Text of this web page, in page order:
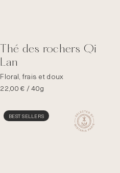
Thé des rochers Qi
Lan
Floral, frais et doux
22,00€ / 40g
BEST SELLERS